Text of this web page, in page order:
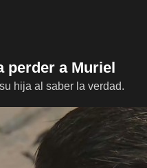
perder a Muriel
hija al saber la verdad.